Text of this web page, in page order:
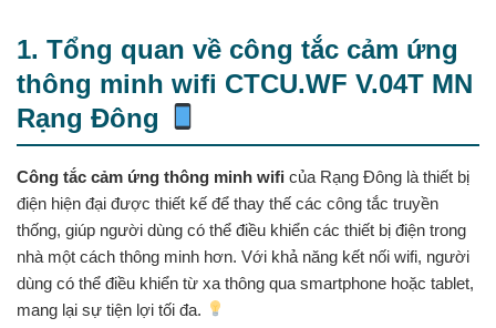
1. Tổng quan về công tắc cảm ứng
thông minh wifi CTCU.WF V.04T MN
Rạng Đông
Công tắc cảm ứng thông minh wifi của Rạng Đông là thiết bị
điện hiện đại được thiết kế để thay thế các công tắc truyền
thống, giúp người dùng có thể điều khiển các thiết bị điện trong
nhà một cách thông minh hơn. Với khả năng kết nối wifi, người
dùng có thể điều khiển từ xa thông qua smartphone hoặc tablet,
mang lại sự tiện lợi tối đa.